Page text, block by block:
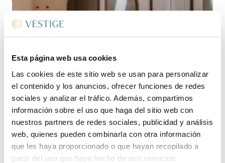
Esta página web usa cookies
Las cookies de este sitio web se usan para personalizar
el contenido y los anuncios, ofrecer funciones de redes
sociales y analizar el tráfico. Además, compartimos
información sobre el uso que haga del sitio web con
nuestros partners de redes sociales, publicidad y análisis
web, quienes pueden combinarla con otra información
que les haya proporcionado o que hayan recopilado a
partir del uso que haya hecho de sus servicios.